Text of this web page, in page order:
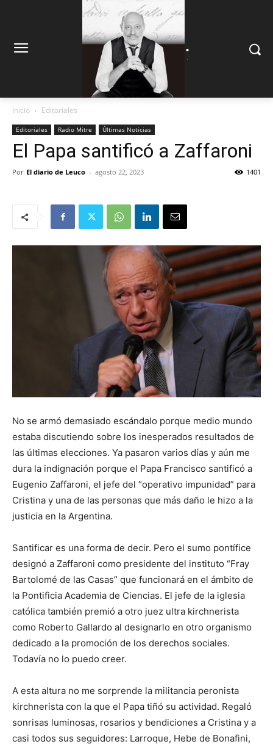
.
Inicio Editoriales
Editoriales Radio Mitre Últimas Noticias
El Papa santificó a Zaffaroni
Por El diario de Leuco - agosto 22, 2023 1401
No se armó demasiado escándalo porque medio mundo
estaba discutiendo sobre los inesperados resultados de
las últimas elecciones. Ya pasaron varios días y aún me
dura la indignación porque el Papa Francisco santificó a
Eugenio Zaffaroni, el jefe del “operativo impunidad” para
Cristina y una de las personas que más daño le hizo a la
justicia en la Argentina.
Santificar es una forma de decir. Pero el sumo pontífice
designó a Zaffaroni como presidente del instituto “Fray
Bartolomé de las Casas” que funcionará en el ámbito de
la Pontificia Academia de Ciencias. El jefe de la iglesia
católica también premió a otro juez ultra kirchnerista
como Roberto Gallardo al designarlo en otro organismo
dedicado a la promoción de los derechos sociales.
Todavía no lo puedo creer.
A esta altura no me sorprende la militancia peronista
kirchnerista con la que el Papa tiñó su actividad. Regaló
sonrisas luminosas, rosarios y bendiciones a Cristina y a
casi todos sus seguidores: Larroque, Hebe de Bonafini,